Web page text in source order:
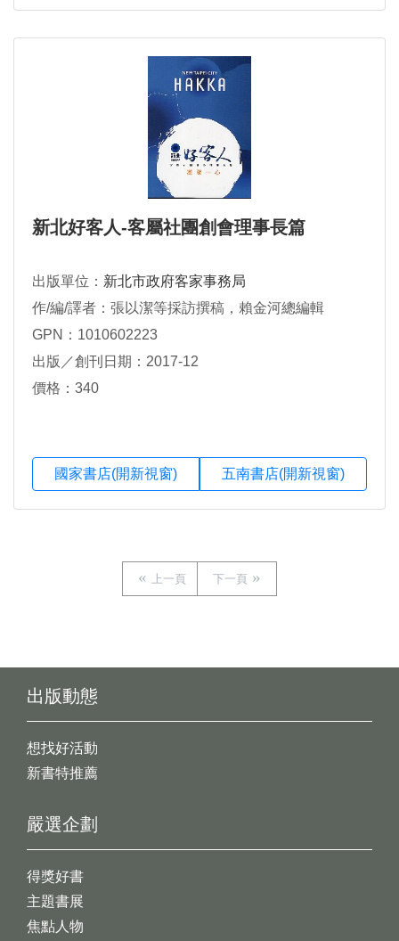
新北好客人-客屬社團創會理事長篇
出版單位： 新北市政府客家事務局
作/編/譯者：張以潔等採訪撰稿，賴金河總編輯
GPN：1010602223
出版／創刊日期：2017-12
價格：340
國家書店(開新視窗) 五南書店(開新視窗)
上一頁 下一頁
出版動態
想找好活動
新書特推薦
嚴選企劃
得獎好書
主題書展
焦點人物